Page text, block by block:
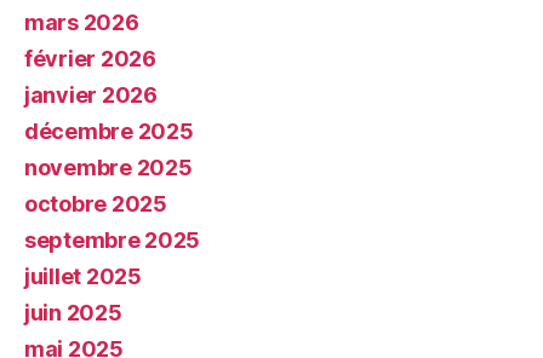
mars 2026
février 2026
janvier 2026
décembre 2025
novembre 2025
octobre 2025
septembre 2025
juillet 2025
juin 2025
mai 2025